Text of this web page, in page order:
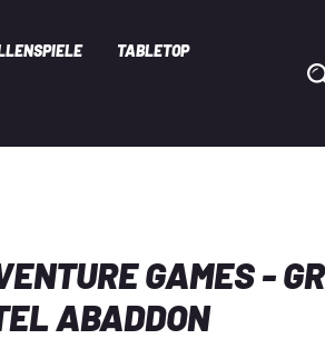
TABLETOP
GAMES -
ABADDON